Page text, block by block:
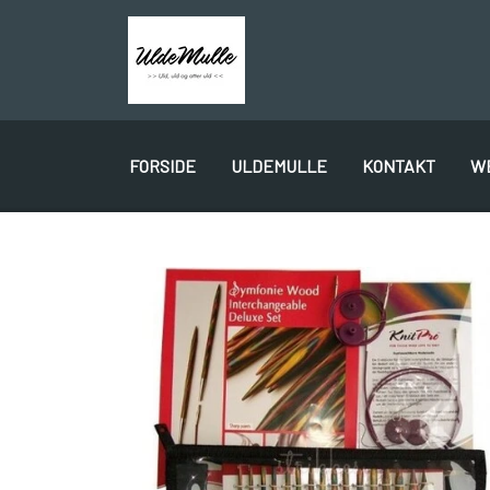
FORSIDE ULDEMULLE KONTAKT
PLÖTULOPI LÉTTLOPI
GAVEKORT